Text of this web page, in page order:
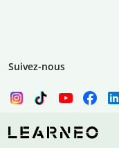
Suivez-nous